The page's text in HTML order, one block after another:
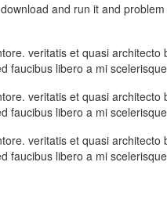
and run it and
veritatis et quasi
faucibus libero a mi
veritatis et quasi
faucibus libero a mi
veritatis et quasi
faucibus libero a mi